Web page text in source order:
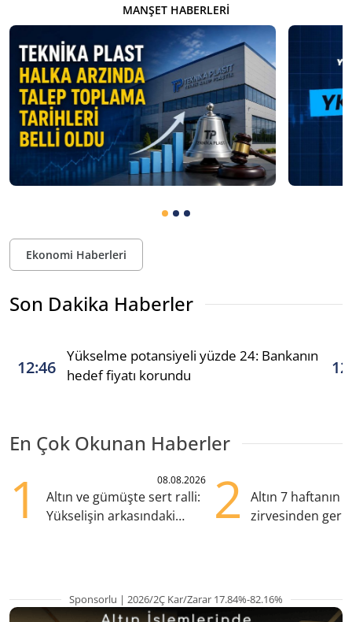
MANŞET HABERLERI
Ekonomi Haberleri
Son Dakika Haberler
12:46
Yükselme potansiyeli yüzde 24: Bankanın
hedef fiyatı korundu
En Çok Okunan Haberler
1 08.08.2026
Altın ve gümüşte sert ralli:
Yükselişin arkasındaki
2
Altın 7 haftanın
zirvesinden
Sponsorlu | 2026/2Ç Kar/Zarar 17.84%-82.16%